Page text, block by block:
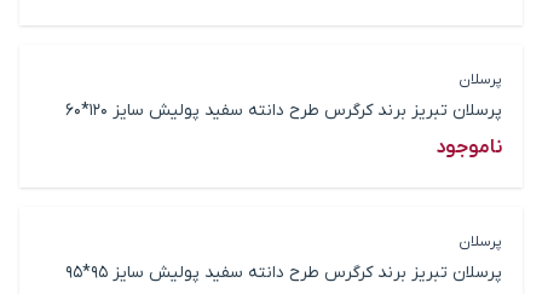
پرسلان
پرسلان تبریز برند کرگرس طرح دانته سفید پولیش سایز 120*60
ناموجود
پرسلان
پرسلان تبریز برند کرگرس طرح دانته سفید پولیش سایز 95*95